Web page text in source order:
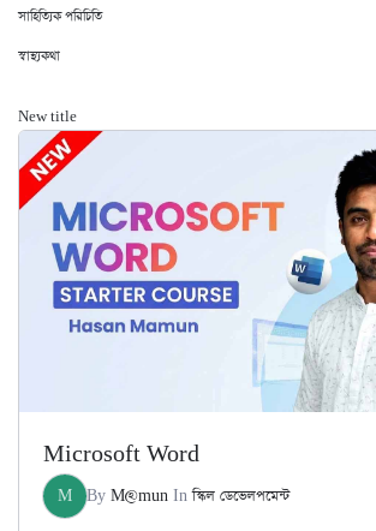
সাহিত্যিক পরিচিতি
স্বাস্থ্যকথা
New title
Microsoft Word
M By M@mun Inস্কিল ডেভেলপমেন্ট